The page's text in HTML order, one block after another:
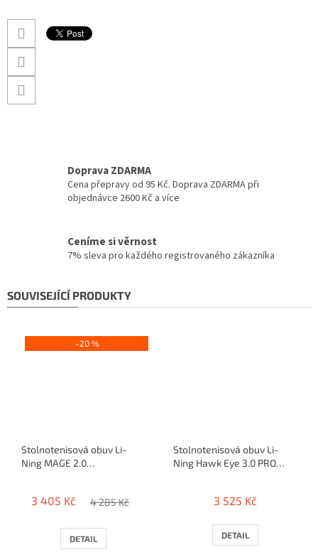
Doprava ZDARMA
Cena přepravy od 95 Kč. Doprava ZDARMA při
objednávce 2600 Kč a více
Ceníme si věrnost
7% sleva pro každého registrovaného zákazníka
SOUVISEJÍCÍ PRODUKTY
–20 %
Stolnotenisová obuv Li-
Ning MAGE 2.0
3 405 Kč 4 285 Kč
DETAIL
Stolnotenisová obuv Li-
Ning Hawk Eye 3.0 PRO
3 525 Kč
DETAIL